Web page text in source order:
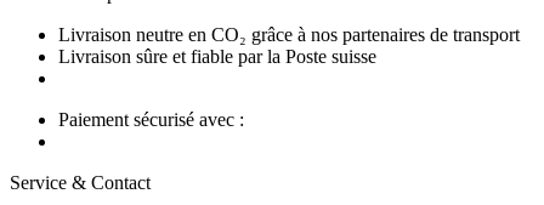
Livraison neutre en CO₂ grâce à nos partenaires de transport
Livraison sûre et fiable par la Poste suisse
Paiement sécurisé avec :
Service & Contact